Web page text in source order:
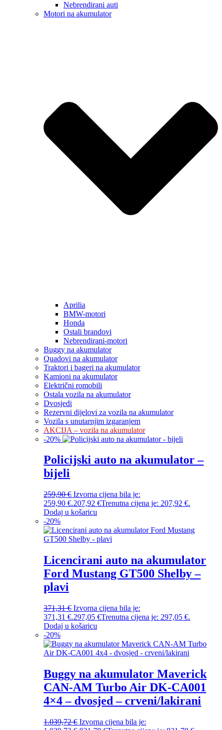
Nebrendirani auti
Motori na akumulator
Aprilia
BMW-motori
Honda
Ostali brandovi
Nebrendirani-motori
Buggy na akumulator
Quadovi na akumulator
Traktori i bageri na akumulator
Kamioni na akumulator
Električni romobili
Ostala vozila na akumulator
Dvosjedi
Rezervni dijelovi za vozila na akumulator
Vozila s unutarnjim izgaranjem
AKCIJA – vozila na akumulator
-20%
Policijski auto na akumulator –
bijeli
259,90€ Izvorna cijena bila je:
259,90 €.207,92 €Trenutna cijena je: 207,92 €.
Dodaj u košaricu
-20%
Licencirani auto na akumulator
Ford Mustang GT500 Shelby –
plavi
371,31€ Izvorna cijena bila je:
371,31 €.297,05 €Trenutna cijena je: 297,05 €.
Dodaj u košaricu
-20%
Buggy na akumulator Maverick
CAN-AM Turbo Air DK-CA001
4×4 – dvosjed – crveni/lakirani
1.039,72€ Izvorna cijena bila je: